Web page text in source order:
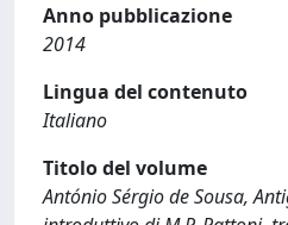
Anno pubblicazione
2014
Lingua del contenuto
Italiano
Titolo del volume
António Sérgio de Sousa,